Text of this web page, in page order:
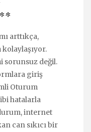
arttıkça,
sorunsuz değil.
giriş
Oturum
hatalarla
internet
can sıkıcı bir